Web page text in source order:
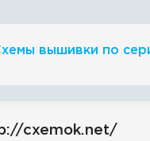
вышивки по
cxemok.net/